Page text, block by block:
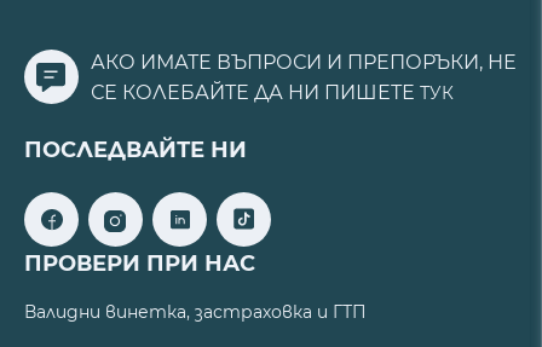
АКО ИМАТЕ ВЪПРОСИ И ПРЕПОРЪКИ, НЕ
СЕ КОЛЕБАЙТЕ ДА НИ ПИШЕТЕ ТУК
ПОСЛЕДВАЙТЕ НИ
ПРОВЕРИ ПРИ НАС
Валидни винетка, застраховка и ГТП